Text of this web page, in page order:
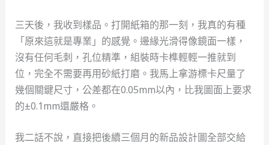
三天後，我收到樣品。打開紙箱的那一刻，我真的有種
「原來這就是專業」的感覺。邊緣光滑得像鏡面一樣，
沒有任何毛刺，孔位精準，組裝時卡榫輕輕一推就到
位，完全不需要再用砂紙打磨。我馬上拿游標卡尺量了
幾個關鍵尺寸，公差都在0.05mm以內，比我圖面上要求
的±0.1mm還嚴格。
我二話不說，直接把後續三個月的新品設計圖全部交給